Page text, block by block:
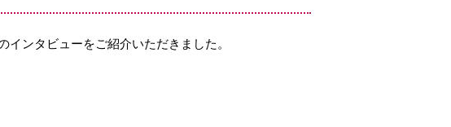
ンタビューをご紹介いただきました。